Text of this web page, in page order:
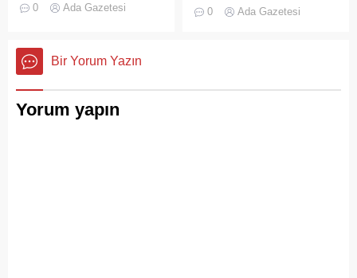
görüntüler "bu kadarına da
0 Ada Gazetesi
kamuoyunda sıkça tartışılan
0 Ada Gazetesi
Bir Yorum Yazın
Yorum yapın